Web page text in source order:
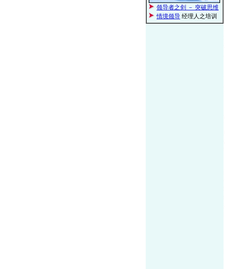
领导者之剑 － 突破思维
情境领导 经理人之培训